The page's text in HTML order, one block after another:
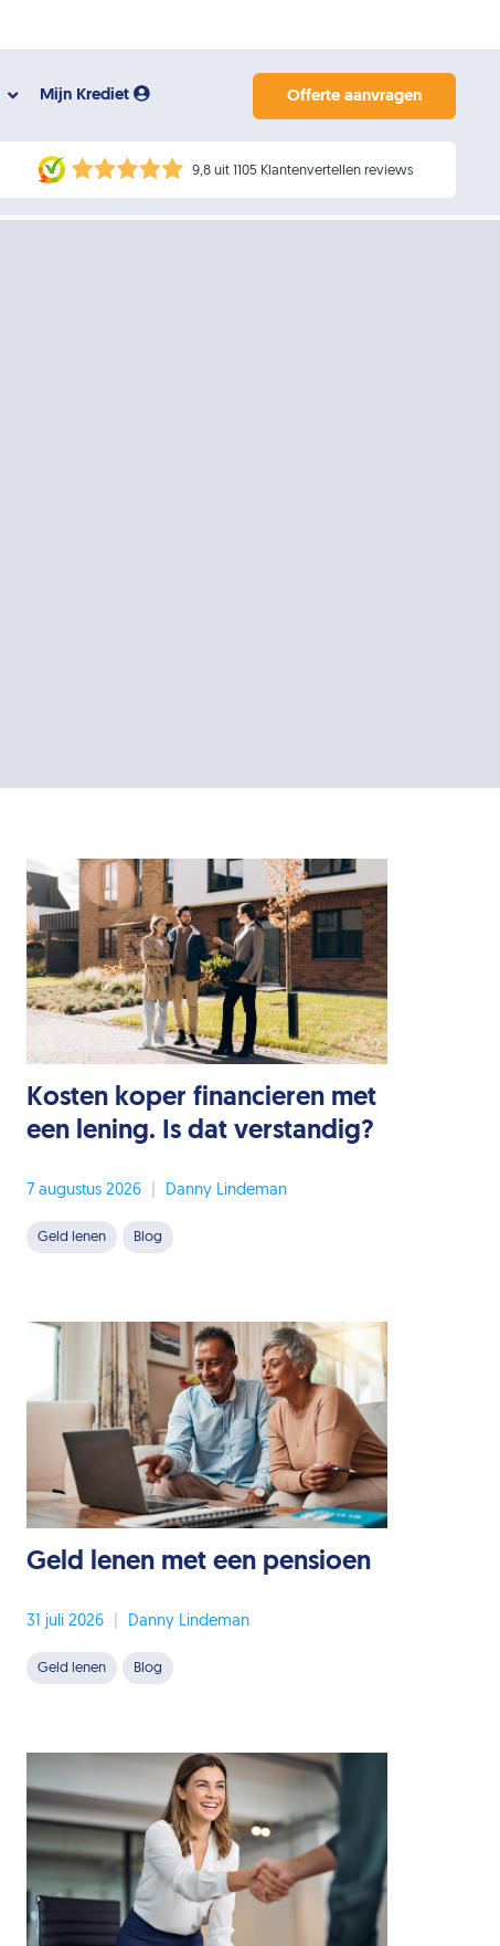
Mijn Krediet Offerte aanvragen
9,8 uit 1105 Klantenvertellen reviews
Kosten koper financieren met
een lening. Is dat verstandig?
7 augustus 2026 Danny Lindeman
Geld lenen Blog
Geld lenen met een pensioen
31 juli 2026 Danny Lindeman
Geld lenen Blog